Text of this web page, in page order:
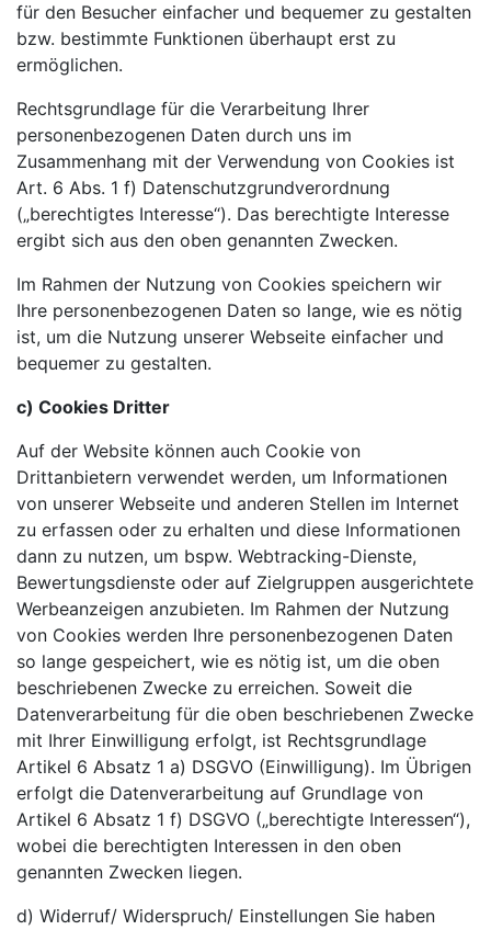
für den Besucher einfacher und bequemer zu gestalten
bzw. bestimmte Funktionen überhaupt erst zu
ermöglichen.
Rechtsgrundlage für die Verarbeitung Ihrer
personenbezogenen Daten durch uns im
Zusammenhang mit der Verwendung von Cookies ist
Art. 6 Abs. 1 f) Datenschutzgrundverordnung
(„berechtigtes Interesse“). Das berechtigte Interesse
ergibt sich aus den oben genannten Zwecken.
Im Rahmen der Nutzung von Cookies speichern wir
Ihre personenbezogenen Daten so lange, wie es nötig
ist, um die Nutzung unserer Webseite einfacher und
bequemer zu gestalten.
c) Cookies Dritter
Auf der Website können auch Cookie von
Drittanbietern verwendet werden, um Informationen
von unserer Webseite und anderen Stellen im Internet
zu erfassen oder zu erhalten und diese Informationen
dann zu nutzen, um bspw. Webtracking-Dienste,
Bewertungsdienste oder auf Zielgruppen ausgerichtete
Werbeanzeigen anzubieten. Im Rahmen der Nutzung
von Cookies werden Ihre personenbezogenen Daten
so lange gespeichert, wie es nötig ist, um die oben
beschriebenen Zwecke zu erreichen. Soweit die
Datenverarbeitung für die oben beschriebenen Zwecke
mit Ihrer Einwilligung erfolgt, ist Rechtsgrundlage
Artikel 6 Absatz 1 a) DSGVO (Einwilligung). Im Übrigen
erfolgt die Datenverarbeitung auf Grundlage von
Artikel 6 Absatz 1 f) DSGVO („berechtigte Interessen“),
wobei die berechtigten Interessen in den oben
genannten Zwecken liegen.
d) Widerruf/ Widerspruch/ Einstellungen Sie haben